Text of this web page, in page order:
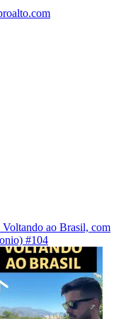
ao Brasil, com
#104